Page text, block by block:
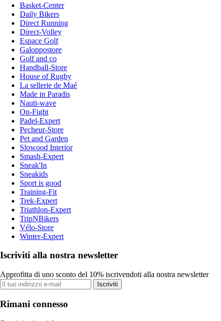
Basket-Center
Daily Bikers
Direct Running
Direct-Volley
Espace Golf
Galoppostore
Golf and co
Handball-Store
House of Rugby
La sellerie de Maé
Made in Paradis
Nauti-wave
On-Fight
Padel-Expert
Pecheur-Store
Pet and Garden
Slowood Interior
Smash-Expert
Sneak'In
Sneakids
Sport is good
Training-Fit
Trek-Expert
Triathlon-Expert
TripNBikers
Vélo-Store
Winter-Expert
Iscriviti alla nostra newsletter
Approfitta di uno sconto del 10% iscrivendoti alla nostra newsletter
Iscriviti
Rimani connesso